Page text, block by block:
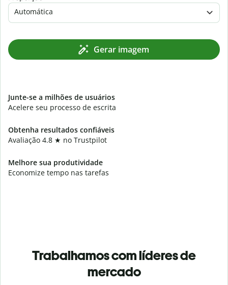
Automática
Gerar imagem
Junte-se a milhões de usuários
Acelere seu processo de escrita
Obtenha resultados confiáveis
Avaliação 4.8 ★ no Trustpilot
Melhore sua produtividade
Economize tempo nas tarefas
Trabalhamos com líderes de
mercado